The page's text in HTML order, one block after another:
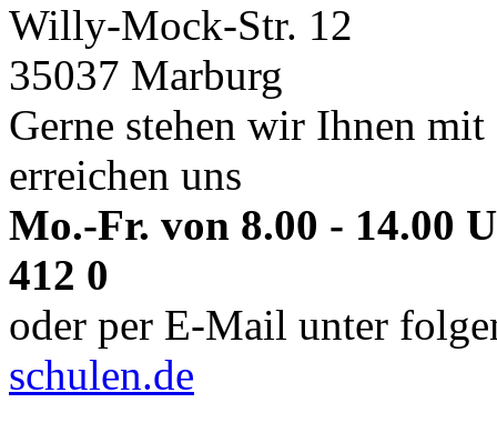
Willy-Mock-Str. 12
35037 Marburg
Gerne stehen wir Ihnen
erreichen uns
Mo.-Fr. von 8.00 - 14.00
412 0
oder per E-Mail unter
schulen.de